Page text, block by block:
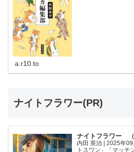
a.r10.to
ナイトフラワー(PR)
ナイトフラワー （
内田 英治 | 2025年
トスワン」「マッチ